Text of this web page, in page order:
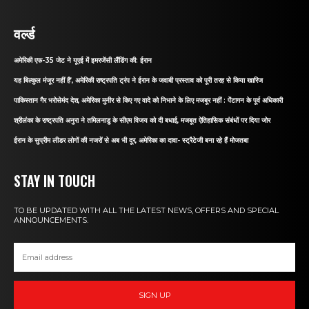
वर्ल्ड
अमेरिकी एफ-35 जेट ने यूएई में इमरजेंसी लैंडिंग की: ईरान
यह बिल्कुल मंजूर नहीं है’, अमेरिकी राष्ट्रपति ट्रंप ने ईरान के जवाबी प्रस्ताव को पूरी तरह से किया खारिज
पाकिस्तान गैर भरोसेमंद देश, अमेरिका मुनीर से किए गए वादे को निभाने के लिए मजबूर नहीं : पेंटागन के पूर्व अधिकारी
श्रीलंका के राष्ट्रपति अनुरा ने तमिलनाडु के सीएम विजय को दी बधाई, मजबूत ऐतिहासिक संबंधों पर दिया जोर
ईरान के सुप्रीम लीडर लोगों की नजरों से अब भी दूर, अमेरिका का दावा- स्ट्रैटेजी बना रहे हैं मोजतबा
STAY IN TOUCH
TO BE UPDATED WITH ALL THE LATEST NEWS, OFFERS AND SPECIAL
ANNOUNCEMENTS.
SIGN UP